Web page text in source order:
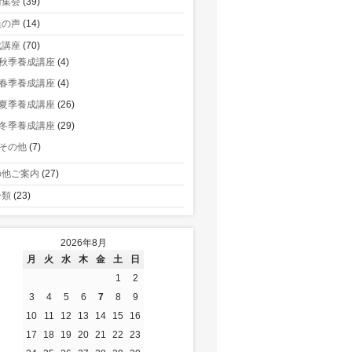
声 (14)
座 (70)
季養成講座 (4)
季養成講座 (4)
夏季養成講座 (26)
季養成講座 (29)
その他 (7)
ご案内 (27)
(23)
2026年8月
月
火 水 木 金 土
日
1
2
3
4 5 6 7 8
9
10
11 12 13 14 15
16
17
18 19 20 21 22
23